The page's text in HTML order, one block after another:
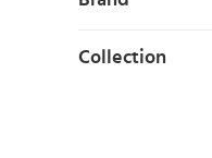
Collection